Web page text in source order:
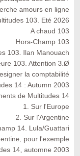
amours en ligne
103. Eté 2026
A chaud 103
Hors-Champ 103
103. Ilan Manouach
103. Attention 3.Ø
la comptabilité
14 : Autumn 2003
de Multitudes 14
1. Sur l'Europe
2. Sur l'Argentine
14. Lula/Guattari
pour l'exemple
14, automne 2003